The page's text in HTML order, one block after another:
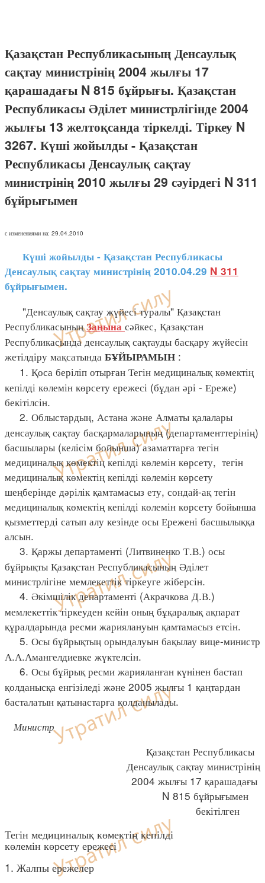
Қазақстан Республикасының Денсаулық
сақтау министрінің 2004 жылғы 17
қарашадағы N 815 бұйрығы. Қазақстан
Республикасы Әділет министрлігінде 2004
жылғы 13 желтоқсанда тіркелді. Тіркеу N
3267. Күші жойылды - Қазақстан
Республикасы Денсаулық сақтау
министрінің 2010 жылғы 29 сәуірдегі N 311
бұйрығымен
с изменениями на: 29.04.2010
Күші жойылды - Қазақстан Республикасы
Денсаулық сақтау министрінің 2010.04.29 N 311
бұйрығымен.
"Денсаулық сақтау жүйесі туралы" Қазақстан
РеспубликасыныңЗаңына сәйкес, Қазақстан
Республикасында денсаулық сақтауды басқару жүйесін
жетілдіру мақсатында БҰЙЫРАМЫН :
1. Қоса беріліп отырған Тегін медициналық көмектің
кепілді көлемін көрсету ережесі (бұдан әрі - Ереже)
бекітілсін.
2. Облыстардың, Астана және Алматы қалалары
денсаулық сақтау басқармаларының (департаменттерінің)
басшылары (келісім бойынша) азаматтарға тегін
медициналық көмектің кепілді көлемін көрсету, тегін
медициналық көмектің кепілді көлемін көрсету
шеңберінде дәрілік қамтамасыз ету, сондай-ақ тегін
медициналық көмектің кепілді көлемін көрсету бойынша
қызметтерді сатып алу кезінде осы Ережені басшылыққа
алсын.
3. Қаржы департаменті (Литвиненко Т.В.) осы
бұйрықты Қазақстан Республикасының Әділет
министрлігіне мемлекеттік тіркеуге жіберсін.
4. Әкімшілік департаменті (Акрачкова Д.В.)
мемлекеттік тіркеуден кейін оның бұқаралық ақпарат
құралдарында ресми жариялануын қамтамасыз етсін.
5. Осы бұйрықтың орындалуын бақылау вице-министр
А.А.Амангелдиевке жүктелсін.
6. Осы бұйрық ресми жарияланған күнінен бастап
қолданысқа енгізіледі және 2005 жылғы 1 қаңтардан
басталатын қатынастарға қолданылады.
Министр
Қазақстан Республикасы
Денсаулық сақтау министрінің
2004 жылғы 17 қарашадағы
N 815 бұйрығымен
бекітілген
Тегін медициналық көмектің кепілді
көлемін көрсету ережесі
1. Жалпы ережелер